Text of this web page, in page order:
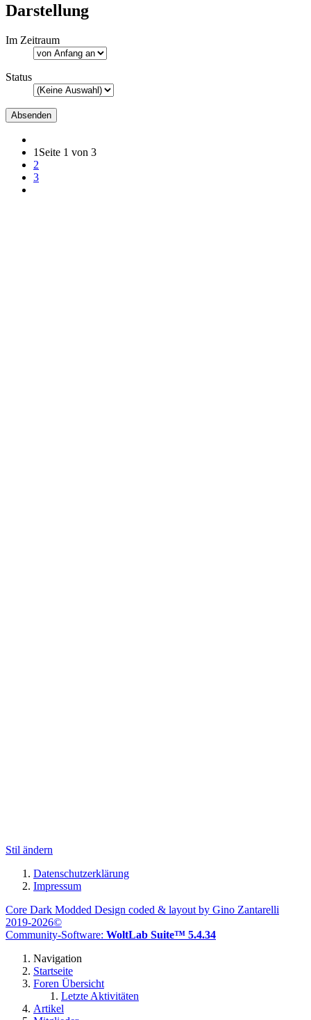
Darstellung
Im Zeitraum
Status
1 Seite 1 von 3
2
3
Stil ändern
Datenschutzerklärung
Impressum
Core Dark Modded Design coded & layout by Gino Zantarelli
2019-2026©
Community-Software: WoltLab Suite™ 5.4.34
Navigation
Startseite
Foren Übersicht
Letzte Aktivitäten
Artikel